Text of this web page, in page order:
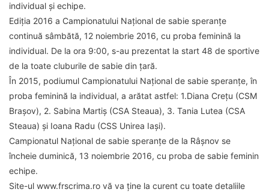
individual și echipe.
Ediția 2016 a Campionatului Național de sabie speranțe
continuă sâmbătă, 12 noiembrie 2016, cu proba feminină la
individual. De la ora 9:00, s-au prezentat la start 48 de sportive
de la toate cluburile de sabie din țară.
În 2015, podiumul Campionatului Național de sabie speranțe, în
proba feminină la individual, a arătat astfel: 1.Diana Crețu (CSM
Brașov), 2. Sabina Martiș (CSA Steaua), 3. Tania Lutea (CSA
Steaua) și Ioana Radu (CSS Unirea Iași).
Campionatul Național de sabie speranțe de la Râșnov se
încheie duminică, 13 noiembrie 2016, cu proba de sabie feminin
echipe.
Site-ul www.frscrima.ro vă va ține la curent cu toate detaliile